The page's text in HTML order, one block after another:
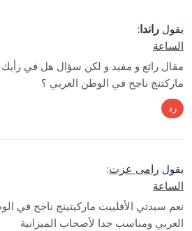
يقول راندا:
الساعة
مقال رائع و مفيد و لكن سؤال هل في رأيك
ماركتنج ناجح في الوطن العربي ؟
رد
يقول رامى عزت:
الساعة
نعم سيدتي الأفلييت ماركيتينج ناجح في
العربي ومناسب جدا لأصحاب الميزانية